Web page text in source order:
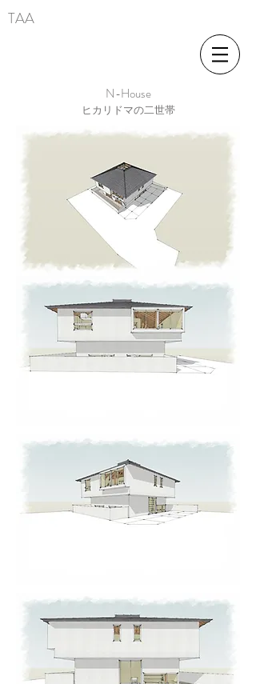
TAA
N-House
ヒカリドマの二世帯